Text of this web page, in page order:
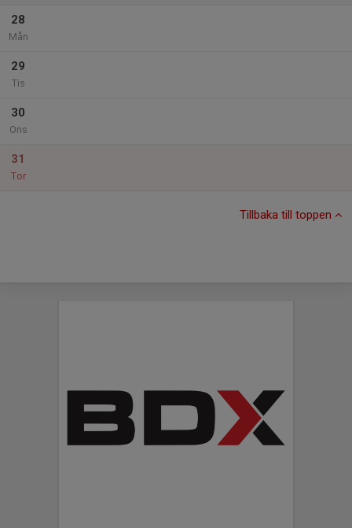
28
Mån
29
Tis
30
Ons
31
Tor
Tillbaka till toppen